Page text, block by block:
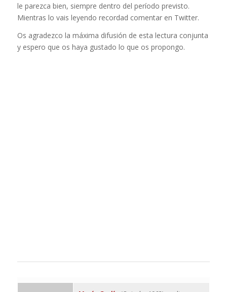
le parezca bien, siempre dentro del período previsto.
Mientras lo vais leyendo recordad comentar en Twitter.
Os agradezco la máxima difusión de esta lectura conjunta
y espero que os haya gustado lo que os propongo.